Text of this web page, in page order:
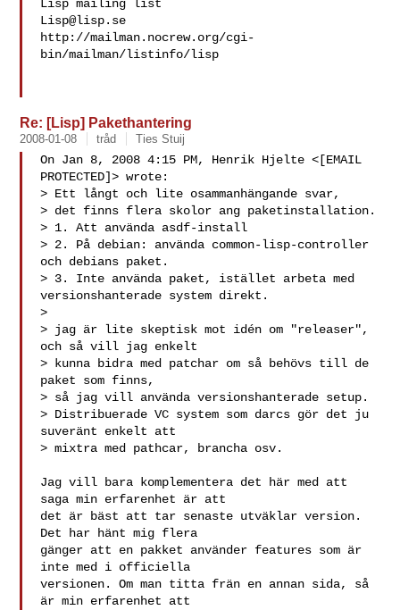
Lisp@lisp.se
http://mailman.nocrew.org/cgi-
bin/mailman/listinfo/lisp
Re: [Lisp] Pakethantering
2008-01-08 tråd Ties Stuij
On Jan 8, 2008 4:15 PM, Henrik Hjelte <[EMAIL
PROTECTED]> wrote:
> Ett långt och lite osammanhängande svar,
> det finns flera skolor ang paketinstallation.
> 1. Att använda asdf-install
> 2. På debian: använda common-lisp-controller
och debians paket.
> 3. Inte använda paket, istället arbeta med
versionshanterade system direkt.
>
> jag är lite skeptisk mot idén om "releaser",
och så vill jag enkelt
> kunna bidra med patchar om så behövs till de
paket som finns,
> så jag vill använda versionshanterade setup.
> Distribuerade VC system som darcs gör det ju
suveränt enkelt att
> mixtra med pathcar, brancha osv.
Jag vill bara komplementera det här med att
saga min erfarenhet är att
det är bäst att tar senaste utväklar version.
Det har hänt mig flera
gänger att en pakket använder features som är
inte med i officiella
versionen. Om man titta frän en annan sida, så
är min erfarenhet att